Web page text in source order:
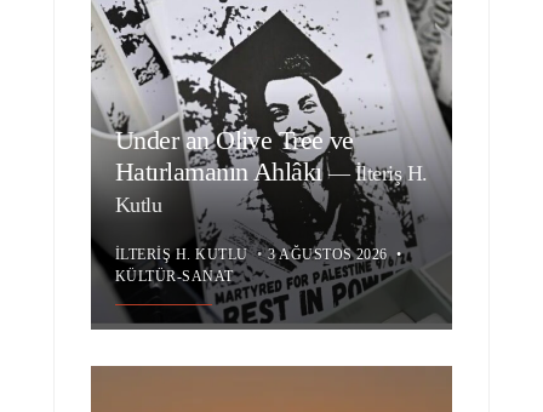
Under an Olive Tree ve
Hatırlamanın Ahlâkı— İlteriş H.
Kutlu
İLTERIŞ H. KUTLU • 3 AĞUSTOS 2026 •
KÜLTÜR-SANAT